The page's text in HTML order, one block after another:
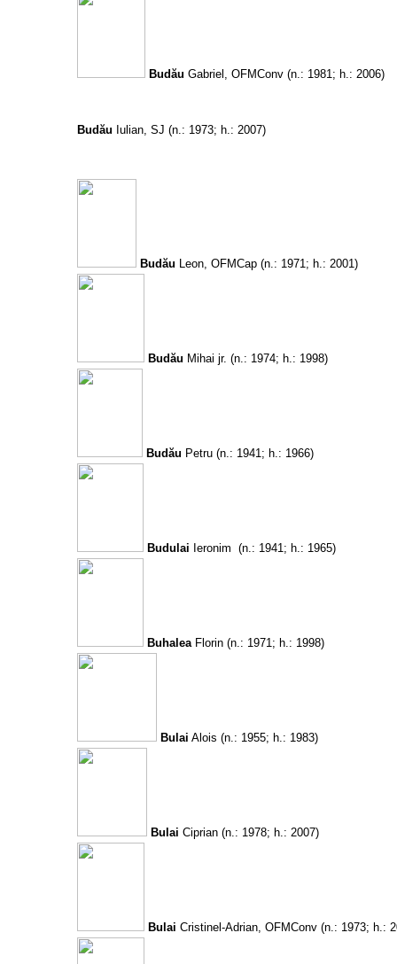
Budău Gabriel, OFMConv(n.: 1981; h.: 2006)
Budău Iulian, SJ (n.: 1973; h.: 2007)
Budău Leon, OFMCap (n.: 1971; h.: 2001)
Budău Mihai jr. (n.: 1974; h.: 1998)
Budău Petru (n.: 1941; h.: 1966)
Budulai Ieronim (n.: 1941; h.: 1965)
BuhaleaFlorin(n.: 1971; h.: 1998)
Bulai Alois (n.: 1955; h.: 1983)
Bulai Ciprian (n.: 1978; h.: 2007)
Bulai Cristinel-Adrian, OFMConv (n.: 1973; h.: